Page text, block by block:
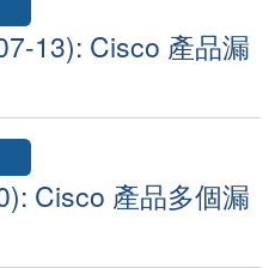
13): Cisco 產品漏
Cisco 產品多個漏